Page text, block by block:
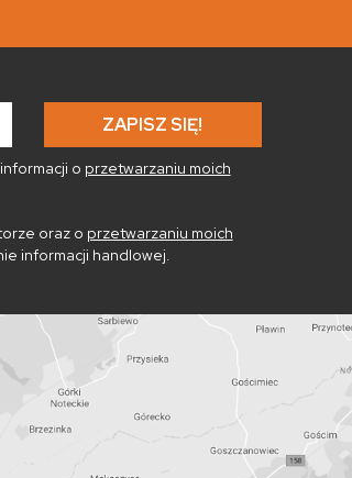
o przetwarzaniu moich
oraz o przetwarzaniu moich
informacji handlowej.